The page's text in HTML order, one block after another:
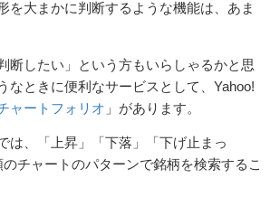
を大まかに判断するような機能は、あま
断したい」という方もいらしゃるかと思
なときに便利なサービスとして、Yahoo!
ャートフォリオ 」があります。
は、「上昇」「下落」「下げ止まっ
チャートのパターンで銘柄を検索するこ